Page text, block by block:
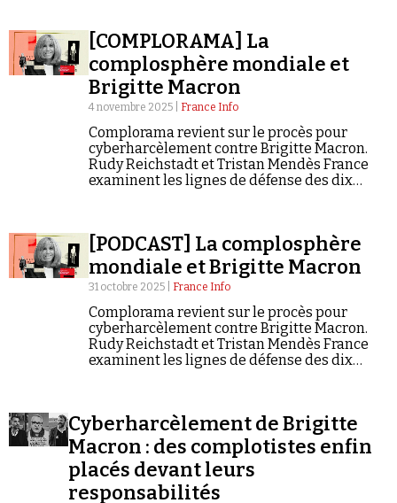
Se connecter
[COMPLORAMA] La
complosphère mondiale et
Brigitte Macron
4 novembre 2025 | France Info
Complorama revient sur le procès pour
cyberharcèlement contre Brigitte Macron.
Rudy Reichstadt et Tristan Mendès France
examinent les lignes de défense des dix
[PODCAST] La complosphère
mondiale et Brigitte Macron
31 octobre 2025 | France Info
Complorama revient sur le procès pour
cyberharcèlement contre Brigitte Macron.
Rudy Reichstadt et Tristan Mendès France
examinent les lignes de défense des dix
Cyberharcèlement de Brigitte
Macron : des complotistes enfin
placés devant leurs
responsabilités